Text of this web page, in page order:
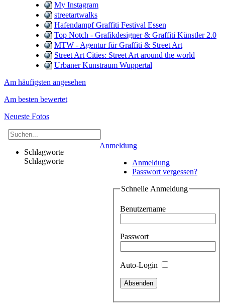
My Instagram
streetartwalks
Hafendampf Graffiti Festival Essen
Top Notch - Grafikdesigner & Graffiti Künstler 2.0
MTW - Agentur für Graffiti & Street Art
Street Art Cities: Street Art around the world
Urbaner Kunstraum Wuppertal
Am häufigsten angesehen
Am besten bewertet
Neueste Fotos
Anmeldung
Anmeldung
Passwort vergessen?
Schnelle Anmeldung
Benutzername
Passwort
Auto-Login
Schlagworte
Schlagworte